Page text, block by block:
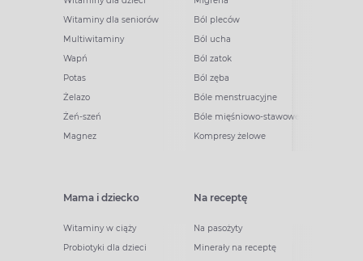
Witaminy dla seniorów
Multiwitaminy
Wapń
Potas
Żelazo
Żeń-szeń
Magnez
Ból pleców
Ból ucha
Ból zatok
Ból zęba
Bóle menstruacyjne
Bóle mięśniowo-stawowe
Kompresy żelowe
Mama i dziecko
Witaminy w ciąży
Probiotyki dla dzieci
Na receptę
Na pasożyty
Minerały na receptę